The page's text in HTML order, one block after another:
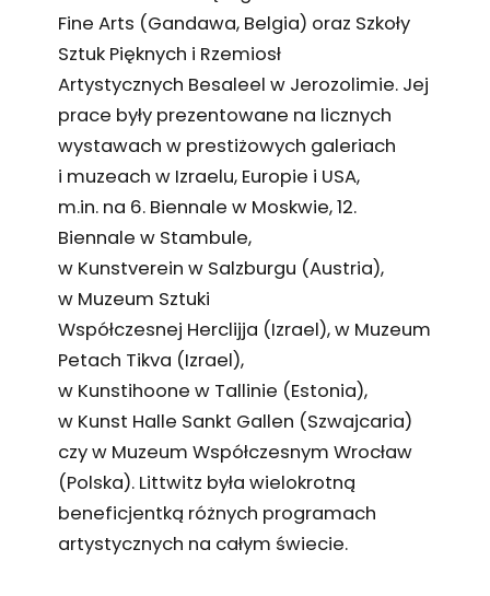
Fine Arts (Gandawa, Belgia) oraz Szkoły
Sztuk Pięknych i Rzemiosł
Artystycznych Besaleel w Jerozolimie. Jej
prace były prezentowane na licznych
wystawach w prestiżowych galeriach
i muzeach w Izraelu, Europie i USA,
m.in. na 6. Biennale w Moskwie, 12.
Biennale w Stambule,
w Kunstverein w Salzburgu (Austria),
w Muzeum Sztuki
Współczesnej Herclijja (Izrael), w Muzeum
Petach Tikva (Izrael),
w Kunstihoone w Tallinie (Estonia),
w Kunst Halle Sankt Gallen (Szwajcaria)
czy w Muzeum Współczesnym Wrocław
(Polska). Littwitz była wielokrotną
beneficjentką różnych programach
artystycznych na całym świecie.